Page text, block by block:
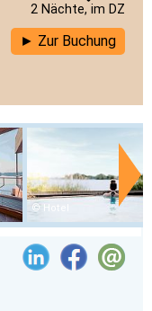
2 Nächte, im DZ
Zur Buchung
Hotel